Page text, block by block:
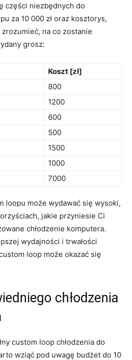
części⁣ niezbędnych do
za⁤ 10 000 zł oraz kosztorys,
na co zostanie
grosz:
Koszt [zł]
800
1200
600
500
1500
1000
7000
⁤loopu ‌może wydawać ‍się wysoki,⁢
jakie przyniesie Ci‍
⁢chłodzenie komputera.
wydajności i ‌trwałości
loop może okazać się
chłodzenia
custom loop chłodzenia do
wziąć pod uwagę ⁤budżet do ⁤10